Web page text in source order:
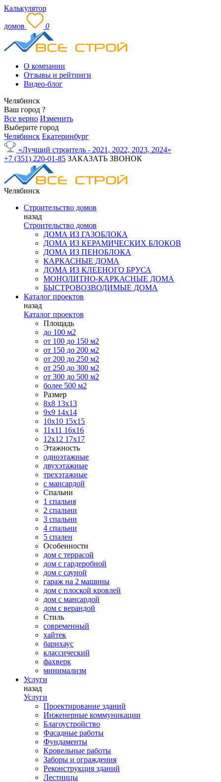
Калькулятор
домов 0
О компании
Отзывы и рейтинги
Видео-блог
Челябинск
Ваш город ?
Все верно Изменить
Выберите город
Челябинск Екатеринбург
«Лучший строитель - 2021, 2022, 2023, 2024»
+7 (351) 220-01-85 ЗАКАЗАТЬ ЗВОНОК
Челябинск
Строительство домов
назад
Строительство домов
ДОМА ИЗ ГАЗОБЛОКА
ДОМА ИЗ КЕРАМИЧЕСКИХ БЛОКОВ
ДОМА ИЗ ПЕНОБЛОКА
КАРКАСНЫЕ ДОМА
ДОМА ИЗ КЛЕЕНОГО БРУСА
МОНОЛИТНО-КАРКАСНЫЕ ДОМА
БЫСТРОВОЗВОДИМЫЕ ДОМА
Каталог проектов
назад
Каталог проектов
Площадь
до 100 м2
от 100 до 150 м2
от 150 до 200 м2
от 200 до 250 м2
от 250 до 300 м2
от 300 до 500 м2
более 500 м2
Размер
8х8 13х13
9х9 14х14
10х10 15х15
11x11 16х16
12х12 17х17
Этажность
одноэтажные
двухэтажные
трехэтажные
с мансардой
Спальни
1 спальня
2 спальни
3 спальни
4 спальни
5 спален
Особенности
дом с террасой
дом с гардеробной
дом с сауной
гараж на 2 машины
дом с плоской кровлей
дом с мансардой
дом с верандой
Стиль
современный
хайтек
барнхаус
классический
фахверк
минимализм
Услуги
назад
Услуги
Проектирование зданий
Инженерные коммуникации
Благоустройство
Фасадные работы
Фундаменты
Кровельные работы
Заборы и ограждения
Реконструкция зданий
Лестницы